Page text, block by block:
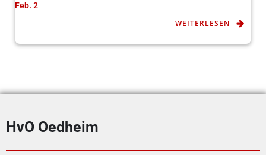
Feb. 2
WEITERLESEN
HvO Oedheim